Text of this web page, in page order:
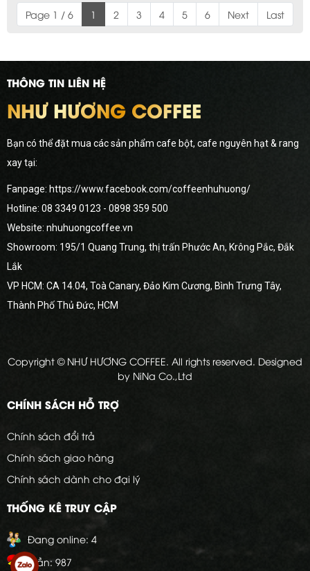
Page 1 / 6 1 2 3 4 5 6 Next Last
THÔNG TIN LIÊN HỆ
NHƯ HƯƠNG COFFEE
Bạn có thể đặt mua các sản phẩm cafe bột, cafe nguyên hạt & rang
xay tại:
Fanpage: https://www.facebook.com/coffeenhuhuong/
Hotline: 08 3349 0123 - 0898 359 500
Website: nhuhuongcoffee.vn
Showroom: 195/1 Quang Trung, thị trấn Phước An, Krông Pắc, Đắk
Lắk
VP HCM: CA 14.04, Toà Canary, Đảo Kim Cương, Bình Trưng Tây,
Thành Phố Thủ Đức, HCM
Copyright © NHƯ HƯƠNG COFFEE. All rights reserved. Designed
by NiNa Co.,Ltd
CHÍNH SÁCH HỖ TRỢ
Chính sách đổi trả
Chính sách giao hàng
Chính sách dành cho đại lý
THỐNG KÊ TRUY CẬP
Đang online: 4
Tuần: 987